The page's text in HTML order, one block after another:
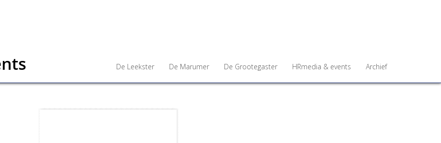
De Leekster De Marumer De Grootegaster HRmedia & events Archief